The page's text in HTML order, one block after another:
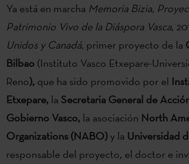
Ya está en marcha Memoria Bizia,
Patrimonio Vivo de la Diáspora Vasca,
Unidos y Canadá, primer proyecto de la
Bilbao (Instituto Vasco Etxepare-
Reno), que ha sido promovido por el
Etxepare, la Secretaria General de
Gobierno Vasco, la asociación North
Organizations (NABO) y la Universidad
responsable del proyecto, el doctor e